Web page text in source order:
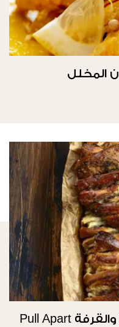
المخلل
طريقة عمل خبز بالقهوة والقرفة Pull Apart